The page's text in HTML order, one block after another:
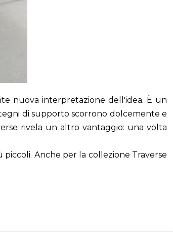
nuova interpretazione dell'idea. È un
di supporto scorrono dolcemente e
rivela un altro vantaggio: una volta
Anche per la collezione Traverse